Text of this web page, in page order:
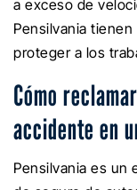
a exceso de
Pensilvania
proteger a los
Cómo
accidente en
Pensilvania es un